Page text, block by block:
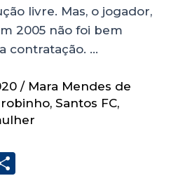
livre. Mas, o jogador,
2005 não foi bem
contratação. …
/ Mara Mendes de
robinho, Santos FC,